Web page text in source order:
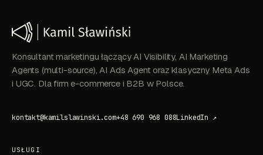
Konsultant marketingu łączący AI Visibility, AI Marketing
Agents (multi-source), AI Ads Agent oraz klasyczny Meta Ads
i UGC. Dla firm e-commerce i B2B w Polsce.
kontakt@kamilslawinski.com+48 690 968 088LinkedIn ↗
USŁUGI